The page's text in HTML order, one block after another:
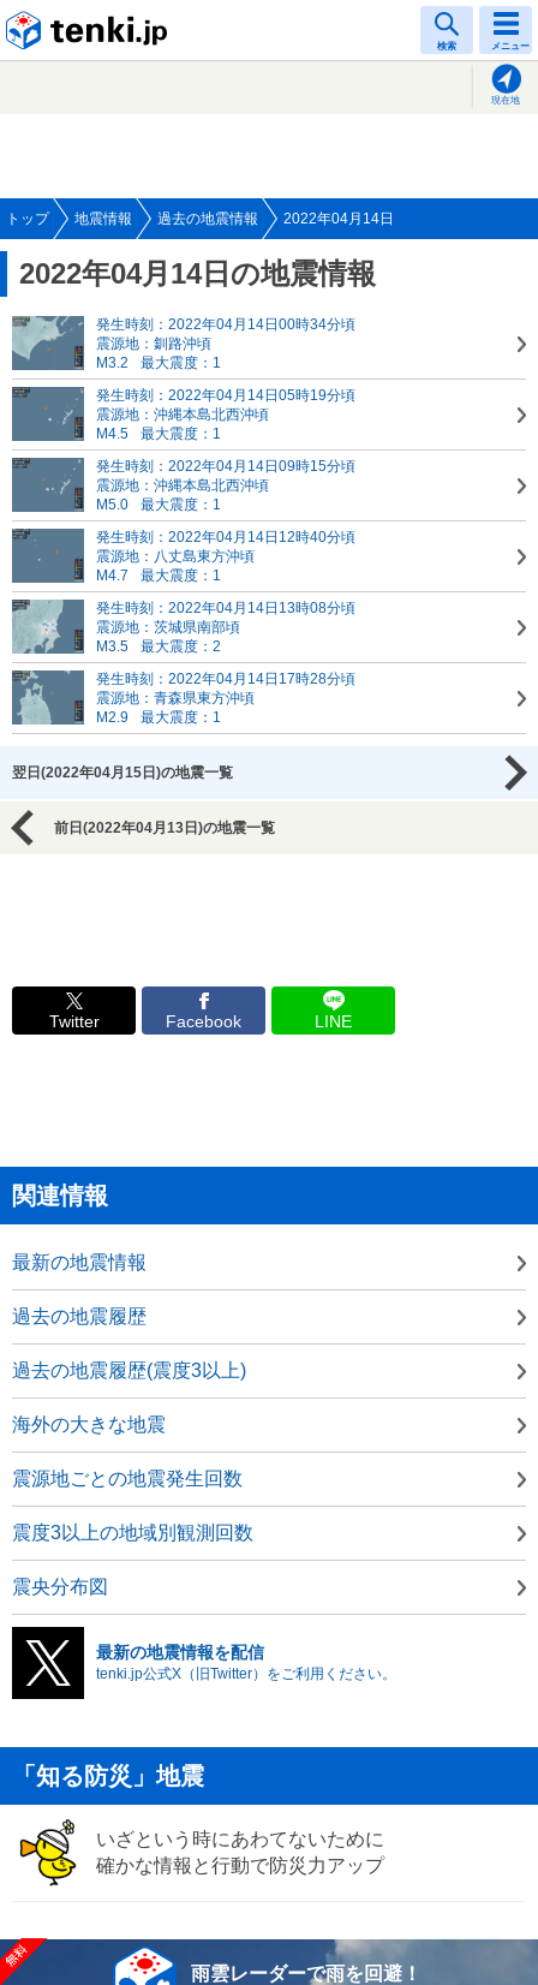
検索 メニュー
現在地
トップ 地震情報 過去の地震情報 2022年04月14日
2022年04月14日の地震情報
発生時刻：2022年04月14日00時34分頃
震源地：釧路沖頃
M3.2
最大震度：1
発生時刻：2022年04月14日05時19分頃
震源地：沖縄本島北西沖頃
M4.5
最大震度：1
発生時刻：2022年04月14日09時15分頃
震源地：沖縄本島北西沖頃
M5.0
最大震度：1
発生時刻：2022年04月14日12時40分頃
震源地：八丈島東方沖頃
M4.7
最大震度：1
発生時刻：2022年04月14日13時08分頃
震源地：茨城県南部頃
M3.5
最大震度：2
発生時刻：2022年04月14日17時28分頃
震源地：青森県東方沖頃
M2.9
最大震度：1
翌日(2022年04月15日)の地震一覧
前日(2022年04月13日)の地震一覧
Twitter Facebook LINE
関連情報
最新の地震情報
過去の地震履歴
過去の地震履歴(震度3以上)
海外の大きな地震
震源地ごとの地震発生回数
震度3以上の地域別観測回数
震央分布図
最新の地震情報を配信
tenki.jp公式X（旧Twitter）をご利用ください。
「知る防災」地震
いざという時にあわてないために
確かな情報と行動で防災力アップ
雨雲レーダーで雨を回避！